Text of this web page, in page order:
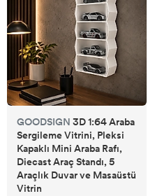
GOODSIGN 3D 1:64 Araba
Sergileme Vitrini, Pleksi
Kapaklı Mini Araba Rafı,
Diecast Araç Standı, 5
Araçlık Duvar ve Masaüstü
Vitrin